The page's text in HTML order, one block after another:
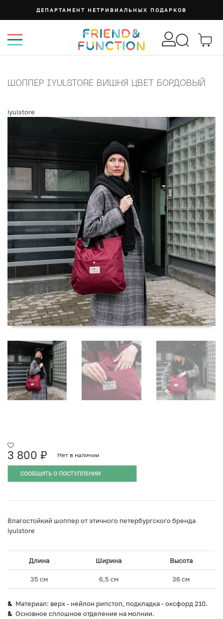
ДЕПАРТАМЕНТ НЕТРИВИАЛЬНЫХ ПОДАРКОВ
ШОППЕР IYULSTORE ВИШНЯ ЦВЕТ БОРДОВЫЙ
iyulstore
3 800 ₽ Нет в наличии
СООБЩИТЬ О ПОСТУПЛЕНИИ
Влагостойкий шоппер от этичного петербургского бренда
⁣iyulstore
Длина Ширина Высота
35 см 6,5 см 36 см
Материал: верх - нейлон рипстоп, подкладка - оксфорд 210⁣⁣.
Основное сплошное отделение на молнии.